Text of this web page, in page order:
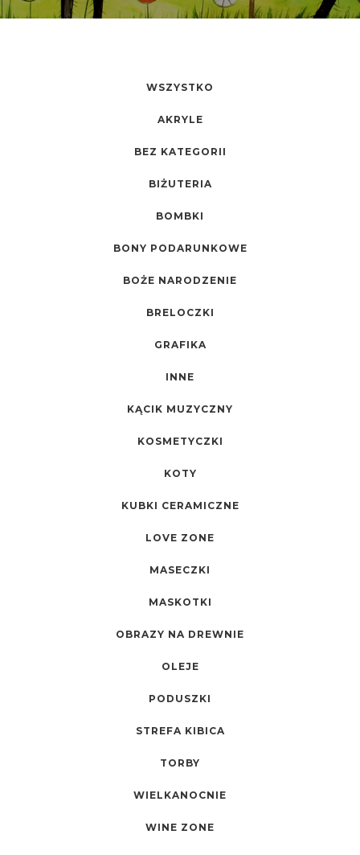
WSZYSTKO
AKRYLE
BEZ KATEGORII
BIŻUTERIA
BOMBKI
BONY PODARUNKOWE
BOŻE NARODZENIE
BRELOCZKI
GRAFIKA
INNE
KĄCIK MUZYCZNY
KOSMETYCZKI
KOTY
KUBKI CERAMICZNE
LOVE ZONE
MASECZKI
MASKOTKI
OBRAZY NA DREWNIE
OLEJE
PODUSZKI
STREFA KIBICA
TORBY
WIELKANOCNIE
WINE ZONE